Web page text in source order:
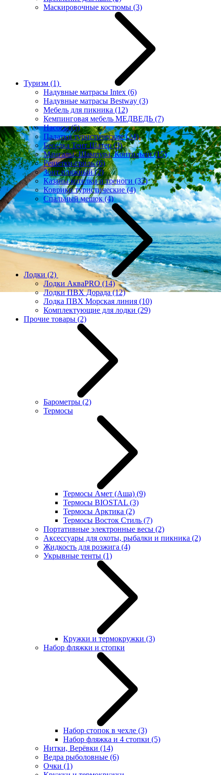
Маскировочные костюмы (3)
Туризм (1)
Надувные матрасы Intex (6)
Надувные матрасы Bestway (3)
Мебель для пикника (12)
Кемпинговая мебель МЕДВЕДЬ (7)
Насосы(5)
Палатки туристические(24)
Беседка Тент Шатер(3)
Мангалы, Шампура, Коптильни(15)
Решетки-гриль(6)
Зонт пляжный(2)
Казаны котелки и треноги (32)
Коврики туристические(4)
Спальный мешок(4)
Лодки (2)
Лодки АкваPRO (14)
Лодки ПВХ Дорада(12)
Лодка ПВХ Морская линия (10)
Комплектующие для лодки (29)
Прочие товары (2)
Барометры (2)
Термосы
Термосы Амет (Аша) (9)
Термосы BIOSTAL (3)
Термосы Арктика (2)
Термосы Восток Стиль (7)
Портативные электронные весы (2)
Аксессуары для охоты, рыбалки и пикника (2)
Жидкость для розжига (4)
Укрывные тенты (1)
Кружки и термокружки (3)
Набор фляжки и стопки
Набор стопок в чехле (3)
Набор фляжка и 4 стопки (5)
Нитки, Верёвки (14)
Ведра рыболовные (6)
Очки (1)